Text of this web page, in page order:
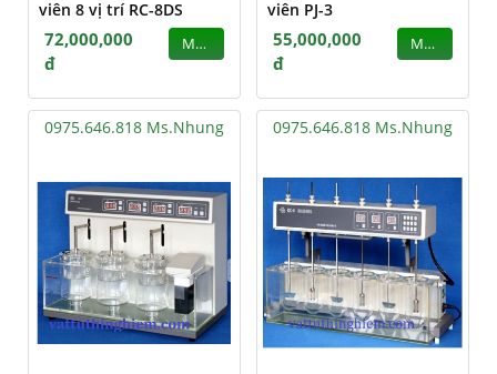
viên 8 vị trí RC-8DS
72,000,000
đ
MUA
viên PJ-3
55,000,000
đ
MUA
0975.646.818 Ms.Nhung 0975.646.818 Ms.Nhung